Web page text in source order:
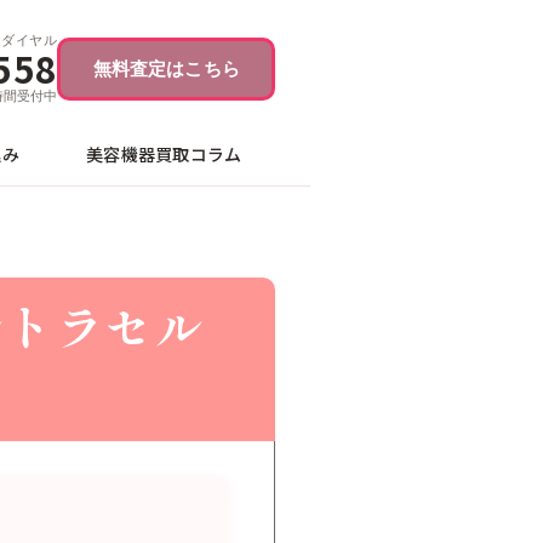
イヤル
間受付中
無料査定はこちら
美容機器買取コラム
ラセル